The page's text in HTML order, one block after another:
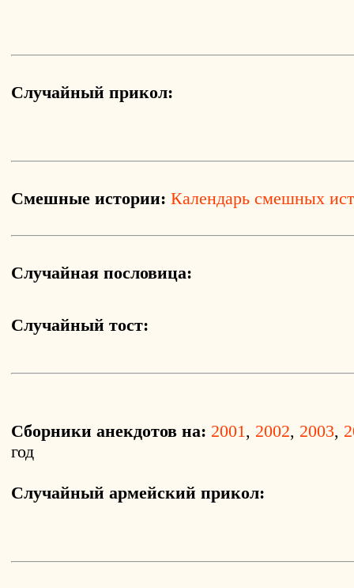
Случайный прикол:
Смешные истории: Календарь смешных
Случайная пословица:
Случайный тост:
Сборники анекдотов на: 2001, 2002, 2003,
год
Случайный армейский прикол: